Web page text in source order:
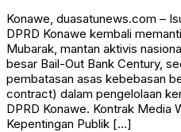
Konawe, duasatunews.com –
DPRD Konawe kembali
Mubarak, mantan aktivis
besar Bail-Out Bank Century,
pembatasan asas kebebasan
contract) dalam pengelolaan
DPRD Konawe. Kontrak Media
Kepentingan Publik […]